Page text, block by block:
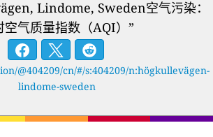
Lindome, Sweden空气污染：
空气质量指数（AQI）”
@404209/cn/#/s:404209/n:högkullevägen-
lindome-sweden